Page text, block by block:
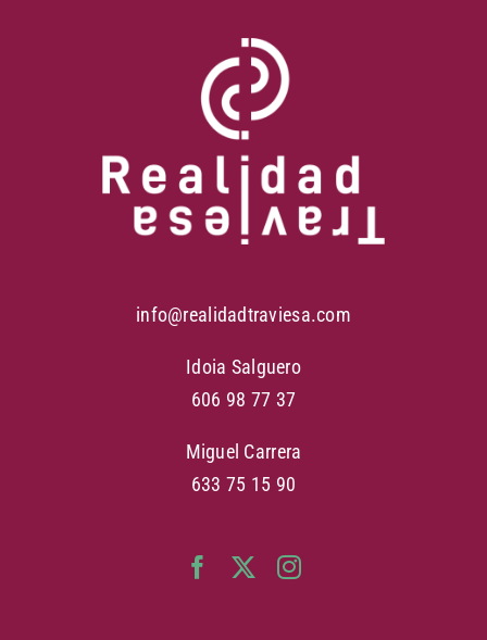
info@realidadtraviesa.com
Idoia Salguero
606 98 77 37
Miguel Carrera
633 75 15 90